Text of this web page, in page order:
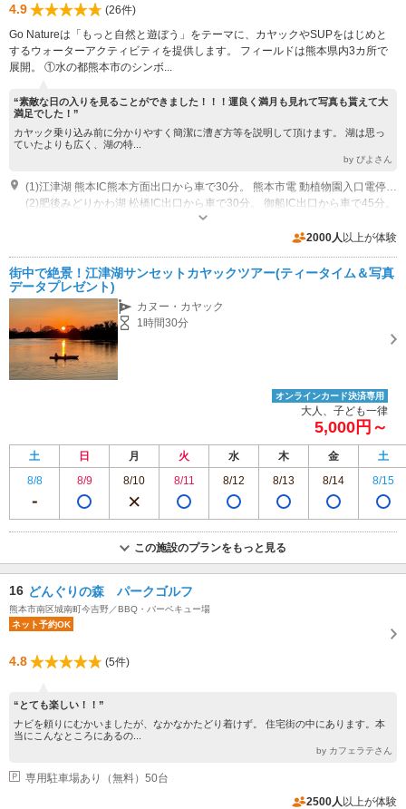
4.9
(26件)
Go Natureは「もっと自然と遊ぼう」をテーマに、カヤックやSUPをはじめと
するウォーターアクティビティを提供します。 フィールドは熊本県内3カ所で
展開。 ①水の都熊本市のシンボ...
“素敵な日の入りを見ることができました！！！運良く満月も見れて写真も貰えて大
満足でした！”
カヤック乗り込み前に分かりやすく簡潔に漕ぎ方等を説明して頂けます。 湖は思っ
ていたよりも広く、湖の特...
by ぴよさん
(1)江津湖 熊本IC熊本方面出口から車で30分。 熊本市電 動植物園入口電停から徒歩13分 動植物園バス停から徒歩5分
(2)肥後みどりかわ湖 松橋IC出口から車で30分。 御船IC出口から車で45分。
営業：★サンセットカヤックツアー 期間：3月～11月 ★肥後みどりかわ湖
カヤック体験 期間：3月～11月 ★肥後みどりかわ湖 サップ体験 期間：7月
～11月 ★班蛇口湖サップツアー 期間：7月～9月 受付時間：9:00～17：00
※ツアー実施中は電話対応できない場合がございます。 営業時間：★サン
セットカヤックツアー 時間 17:30～19:00 ※開催日の日の入り時刻により変
動します。 ★肥後みどりかわ湖 カヤック体験 時間 9:30～12:00 ★肥後みど
りかわ湖 サップ体験 時間 9:30～12:00 ★朝活ツアー 時間 6:15～7:30 ※開
催日の日の出時刻により変動します。 ★班蛇口湖カヤックツアー 午前の部
10:00～12:00、午後の部13:30～15:30
2000人 以上が体験
街中で絶景！江津湖サンセットカヤックツアー(ティータイム＆写真
データプレゼント)
カヌー・カヤック
1時間30分
オンラインカード決済専用
大人、子ども一律
5,000円～
土 日 月 火 水 木 金
土
8/8
8/9 8/10 8/11 8/12 8/13 8/14 8/15
この施設のプランをもっと見る
16 どんぐりの森 パークゴルフ
熊本市南区城南町今吉野／BBQ・バーベキュー場
ネット予約OK
4.8 (5件)
“とても楽しい！！”
ナビを頼りにむかいましたが、なかなかたどり着けず。 住宅街の中にあります。本
当にこんなところにあるの...
by カフェラテさん
専用駐車場あり（無料）50台
2500人 以上が体験